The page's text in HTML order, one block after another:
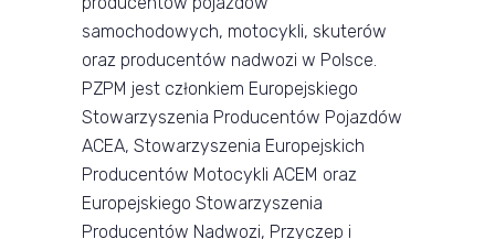
samochodowych, motocykli, skuterów
oraz producentów nadwozi w Polsce.
PZPM jest członkiem Europejskiego
Stowarzyszenia Producentów Pojazdów
ACEA, Stowarzyszenia Europejskich
Producentów Motocykli ACEM oraz
Europejskiego Stowarzyszenia
Producentów Nadwozi, Przyczep i